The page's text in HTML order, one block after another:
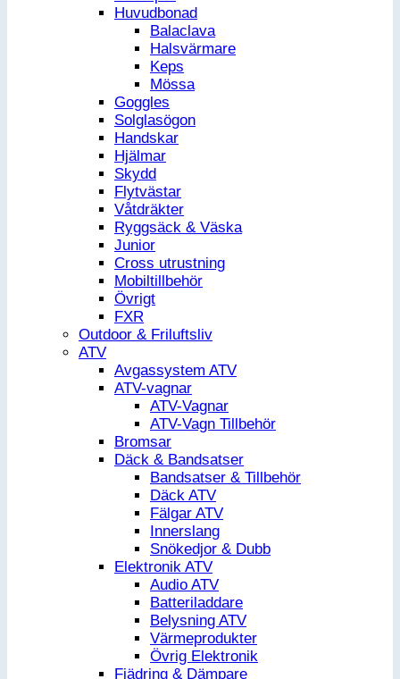
Huvudbonad
Balaclava
Halsvärmare
Keps
Mössa
Goggles
Solglasögon
Handskar
Hjälmar
Skydd
Flytvästar
Våtdräkter
Ryggsäck & Väska
Junior
Cross utrustning
Mobiltillbehör
Övrigt
FXR
Outdoor & Friluftsliv
ATV
Avgassystem ATV
ATV-vagnar
ATV-Vagnar
ATV-Vagn Tillbehör
Bromsar
Däck & Bandsatser
Bandsatser & Tillbehör
Däck ATV
Fälgar ATV
Innerslang
Snökedjor & Dubb
Elektronik ATV
Audio ATV
Batteriladdare
Belysning ATV
Värmeprodukter
Övrig Elektronik
Fjädring & Dämpare